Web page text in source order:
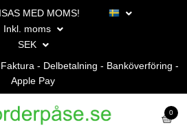
MED MOMS!
Inkl. moms
SEK
- Delbetalning - Banköverföring -
Apple Pay
0